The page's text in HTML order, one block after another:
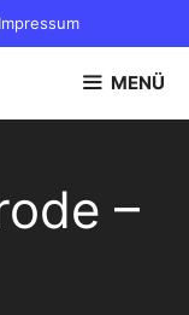
Impressum
MENÜ
–